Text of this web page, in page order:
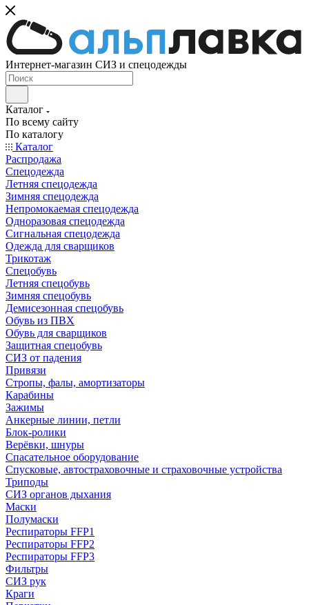
Интернет-магазин СИЗ и спецодежды
Каталог
По всему сайту
По каталогу
Каталог
Распродажа
Спецодежда
Летняя спецодежда
Зимняя спецодежда
Непромокаемая спецодежда
Одноразовая спецодежда
Сигнальная спецодежда
Одежда для сварщиков
Трикотаж
Спецобувь
Летняя спецобувь
Зимняя спецобувь
Демисезонная спецобувь
Обувь из ПВХ
Обувь для сварщиков
Защитная спецобувь
СИЗ от падения
Привязи
Стропы, фалы, амортизаторы
Карабины
Зажимы
Анкерные линии, петли
Блок-ролики
Верёвки, шнуры
Спасательное оборудование
Спусковые, автостраховочные и страховочные устройства
Триподы
СИЗ органов дыхания
Маски
Полумаски
Респираторы FFP1
Респираторы FFP2
Респираторы FFP3
Фильтры
СИЗ рук
Краги